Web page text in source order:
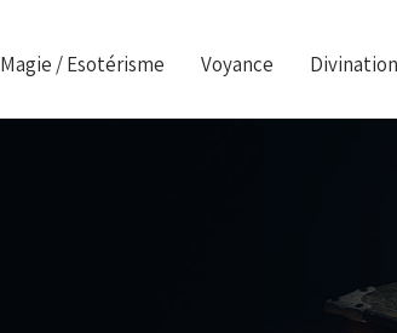
Magie / Esotérisme Voyance Divination